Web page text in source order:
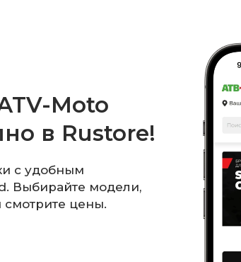
Moto
в Rustore!
с удобным
Выбирайте модели,
смотрите цены.